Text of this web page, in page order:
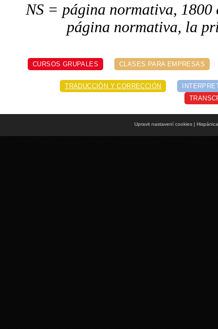
NS = página normativa, 1800
página normativa, la
CURSOS GRUPALES CLASES PARA EMPRESAS
TRADUCCIÓN Y CORRECCIÓN
Upravit nastavení cookies|